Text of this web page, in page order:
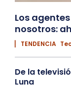
Los
nosotros:
▏ TENDENCIA
De la
Luna